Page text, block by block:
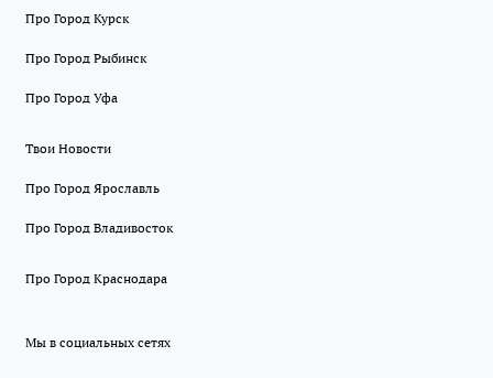
Про Город Курск
Про Город Рыбинск
Про Город Уфа
Твои Новости
Про Город Ярославль
Про Город Владивосток
Про Город Краснодара
Мы в социальных сетях